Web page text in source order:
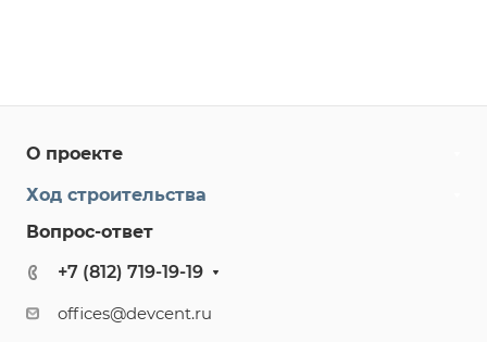
О проекте
Ход строительства
Вопрос-ответ
+7 (812) 719-19-19
offices@devcent.ru